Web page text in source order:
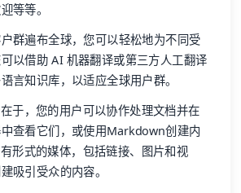
等等。
群遍布全球，您可以轻松地为不同受
以借助 AI 机器翻译或第三方人工翻译
言知识库，以适应全球用户群。
于，您的用户可以协作处理文档并在
查看它们，或使用Markdown创建内
形式的媒体，包括链接、图片和视
吸引受众的内容。